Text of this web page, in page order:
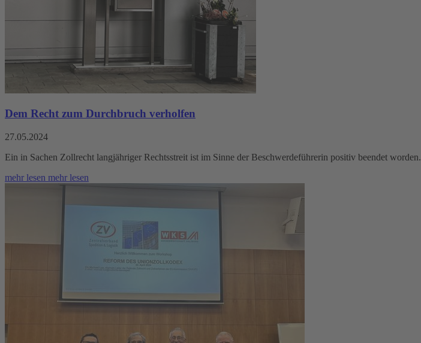
Dem Recht zum Durchbruch verholfen
27.05.2024
Ein in Sachen Zollrecht langjähriger Rechtsstreit ist im Sinne der Beschwerdeführerin positiv beendet worden.
mehr lesen mehr lesen